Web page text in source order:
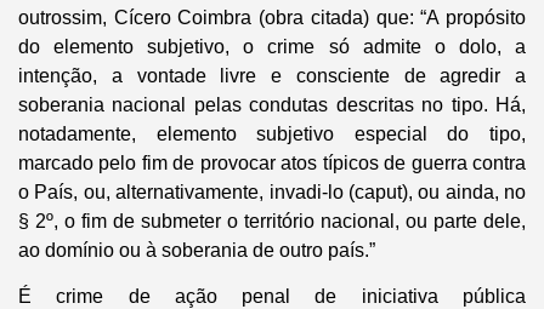
outrossim, Cícero Coimbra (obra citada) que: “A propósito
do elemento subjetivo, o crime só admite o dolo, a
intenção, a vontade livre e consciente de agredir a
soberania nacional pelas condutas descritas no tipo. Há,
notadamente, elemento subjetivo especial do tipo,
marcado pelo fim de provocar atos típicos de guerra contra
o País, ou, alternativamente, invadi-lo (caput), ou ainda, no
§ 2º, o fim de submeter o território nacional, ou parte dele,
ao domínio ou à soberania de outro país.”
É crime de ação penal de iniciativa pública